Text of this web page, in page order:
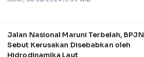
Jalan Nasional Maruni Terbelah, BPJN
Sebut Kerusakan Disebabkan oleh
Hidrodinamika Laut